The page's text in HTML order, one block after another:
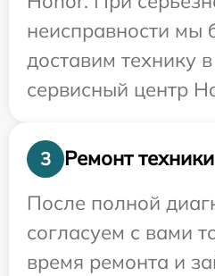
неисправности мы
доставим технику
сервисный центр
3
Ремонт техники
После полной
согласуем с вами
время ремонта и